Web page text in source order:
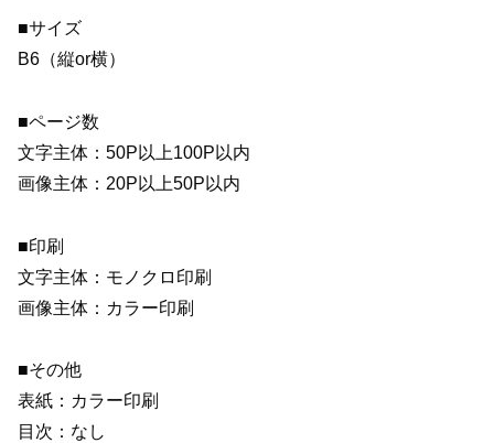
■サイズ
B6（縦or横）
■ページ数
文字主体：50P以上100P以内
画像主体：20P以上50P以内
■印刷
文字主体：モノクロ印刷
画像主体：カラー印刷
■その他
表紙：カラー印刷
目次：なし